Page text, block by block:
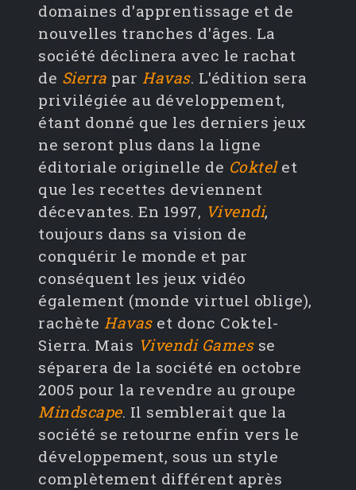
domaines d'apprentissage et de
nouvelles tranches d'âges. La
société déclinera avec le rachat
de Sierra par Havas. L'édition sera
privilégiée au développement,
étant donné que les derniers jeux
ne seront plus dans la ligne
éditoriale originelle de Coktelet
que les recettes deviennent
décevantes. En 1997, Vivendi,
toujours dans sa vision de
conquérir le monde et par
conséquent les jeux vidéo
également (monde virtuel oblige),
rachète Havaset donc Coktel-
Sierra. Mais Vivendi Gamesse
séparera de la société en octobre
2005 pour la revendre au groupe
Mindscape. Il semblerait que la
société se retourne enfin vers le
développement, sous un style
complètement différent après